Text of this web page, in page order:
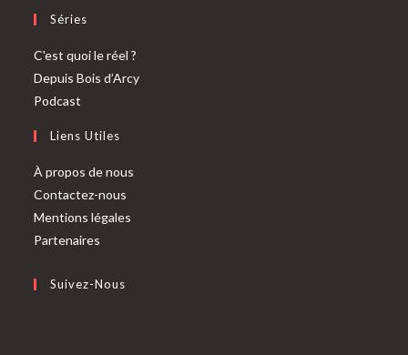
Séries
C'est quoi le réel ?
Depuis Bois d’Arcy
Podcast
Liens Utiles
À propos de nous
Contactez-nous
Mentions légales
Partenaires
Suivez-Nous